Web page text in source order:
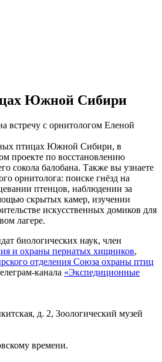
Южной Сибири
встречу с орнитологом Еленой
птицах Южной Сибири, в
проекте по восстановлению
сокола балобана. Также вы узнаете
орнитолога: поиске гнёзд на
птенцов, наблюдении за
скрытых камер, изучении
искусственных домиков для
лагере.
биологических наук, член
и охраны пернатых хищников,
отделения Союза охраны птиц
канала «Экспедиционные
д. 2, Зоологический музей
времени.